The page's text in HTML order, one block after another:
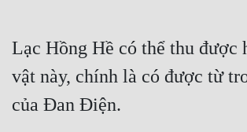
Truyện ngắn
Xa Lộ Dịch
Lạc Hồng Hề có thể thu được
vật này, chính là có được từ
của Đan Điện.